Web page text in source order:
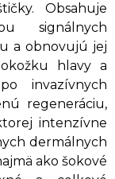
Obsahuje
signálnych
a obnovujú jej
hlavy a
invazívnych
regeneráciu,
intenzívne
dermálnych
ako šokové